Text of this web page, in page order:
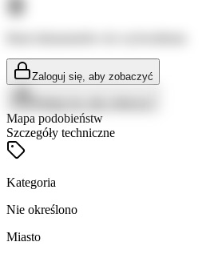
Zaloguj się, aby zobaczyć
Mapa podobieństw
Szczegóły techniczne
Kategoria
Nie określono
Miasto